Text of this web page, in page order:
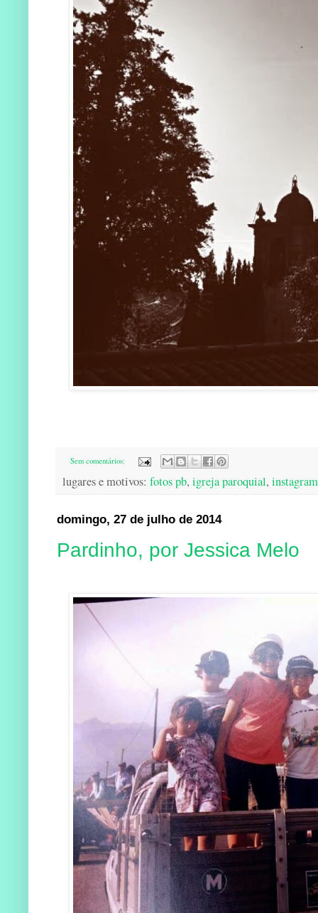
Sem comentários:
lugares e motivos: fotos pb, igreja paroquial, instagram
domingo, 27 de julho de 2014
Pardinho, por Jessica Melo